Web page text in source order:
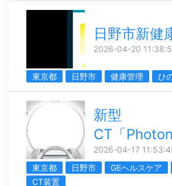
日野市新健
2026-04-20
東京都 日野市 健康管理 ひ
新型
CT「
2026-04-17
東京都
日野市 GEヘルスケア
CT装置